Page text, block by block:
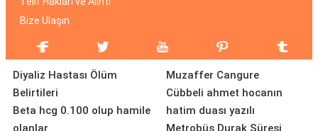
Bize Ulaşın
Diyaliz Hastası Ölüm
Belirtileri
Beta hcg 0.100 olup hamile
olanlar
Muzaffer Cangure
Cübbeli ahmet hocanın
hatim duası yazılı
Metrobüs Durak Süresi